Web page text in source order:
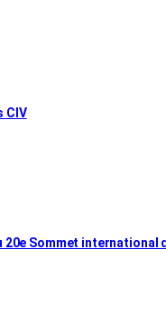
CIV
Sommet international